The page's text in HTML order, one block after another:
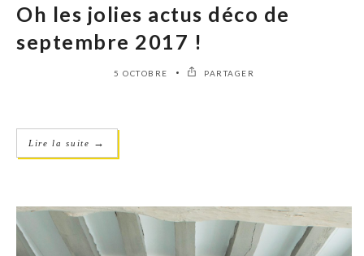
Oh les jolies actus déco de
septembre 2017 !
5 OCTOBRE PARTAGER
Lire la suite →